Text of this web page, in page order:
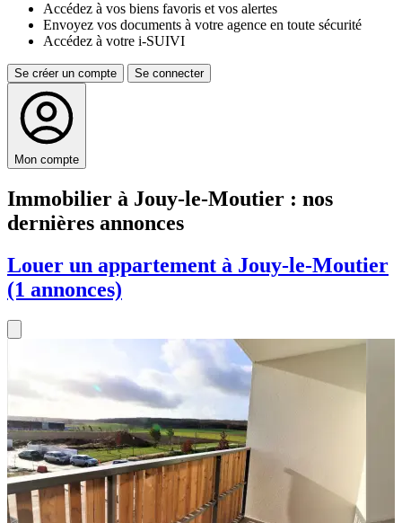
Accédez à vos biens favoris et vos alertes
Envoyez vos documents à votre agence en toute sécurité
Accédez à votre i-SUIVI
Se créer un compte Se connecter
Mon compte
Immobilier à Jouy-le-Moutier : nos
dernières annonces
Louer un appartement à Jouy-le-Moutier
(1 annonces)